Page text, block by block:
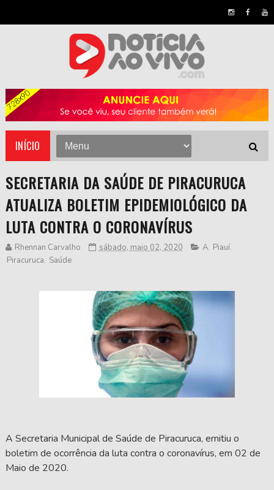
INÍCIO
SECRETARIA DA SAÚDE DE PIRACURUCA
ATUALIZA BOLETIM EPIDEMIOLÓGICO DA
LUTA CONTRA O CORONAVÍRUS
Rhennan Carvalho sábado, maio 02, 2020 A, Piauí,
Piracuruca, Saúde
A Secretaria Municipal de Saúde de Piracuruca, emitiu o
boletim de ocorrência da luta contra o coronavírus, em 02 de
Maio de 2020.